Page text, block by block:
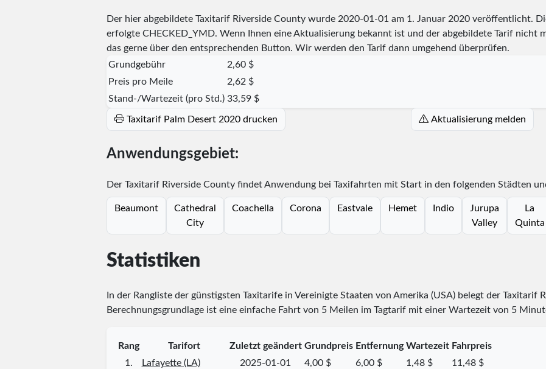
Der hier abgebildete Taxitarif Riverside County wurde 2020-01-01 am 1. Januar 2020 veröffentlicht.
erfolgte CHECKED_YMD. Wenn Ihnen eine Aktualisierung bekannt ist und der abgebildete Tarif nicht
das gerne über den entsprechenden Button. Wir werden den Tarif dann umgehend überprüfen.
Grundgebühr
2,60 $
Preis pro Meile
2,62 $
Stand-/Wartezeit (pro Std.) 33,59 $
Taxitarif Palm Desert 2020 drucken Aktualisierung melden
Anwendungsgebiet:
Der Taxitarif Riverside County findet Anwendung bei Taxifahrten mit Start in den folgenden Städten
Beaumont
Cathedral
City
Coachella Corona Eastvale Hemet Indio
Jurupa
Valley
La
Quinta
Statistiken
In der Rangliste der günstigsten Taxitarife in Vereinigte Staaten von Amerika (USA) belegt der Taxitarif
Berechnungsgrundlage ist eine einfache Fahrt von 5 Meilen im Tagtarif mit einer Wartezeit von 5
Rang Tarifort Zuletzt geändert Grundpreis Entfernung Wartezeit Fahrpreis
1.
Lafayette (LA) 2025-01-01 4,00 $ 6,00 $ 1,48 $
11,48 $